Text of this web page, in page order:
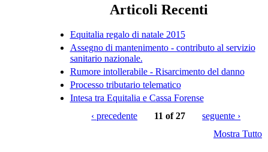
Articoli Recenti
Equitalia regalo di natale 2015
Assegno di mantenimento - contributo al servizio
sanitario nazionale.
Rumore intollerabile - Risarcimento del danno
Processo tributario telematico
Intesa tra Equitalia e Cassa Forense
‹ precedente
11 of 27
seguente ›
Mostra Tutto